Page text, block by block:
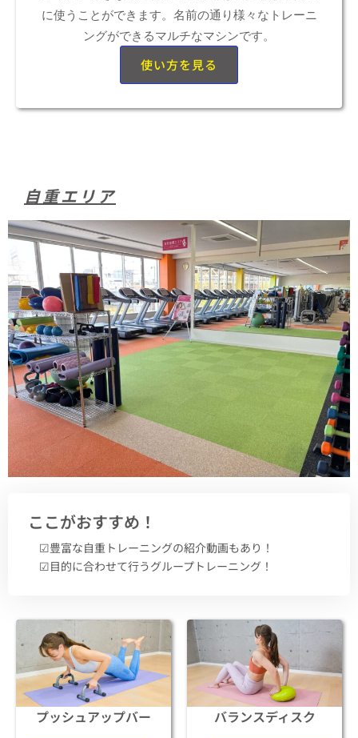
に使うことができます。名前の通り様々なトレーニ
ングができるマルチなマシンです。
使い方を見る
自重エリア
ここがおすすめ！
☑︎豊富な自重トレーニングの紹介動画もあり！
☑︎目的に合わせて行うグループトレーニング！
プッシュアップバー バランスディスク